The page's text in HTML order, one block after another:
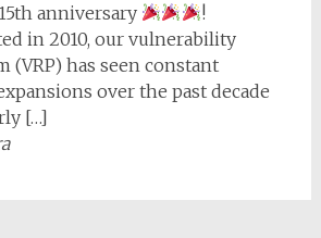
anniversary
!
in 2010, our vulnerability
(VRP) has seen constant
over the past decade
[…]